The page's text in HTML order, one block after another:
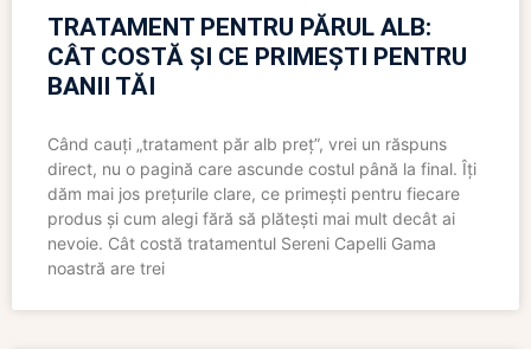
TRATAMENT PENTRU PĂRUL ALB:
CÂT COSTĂ ȘI CE PRIMEȘTI PENTRU
BANII TĂI
Când cauți „tratament păr alb preț”, vrei un răspuns
direct, nu o pagină care ascunde costul până la final. Îți
dăm mai jos prețurile clare, ce primești pentru fiecare
produs și cum alegi fără să plătești mai mult decât ai
nevoie. Cât costă tratamentul Sereni Capelli Gama
noastră are trei